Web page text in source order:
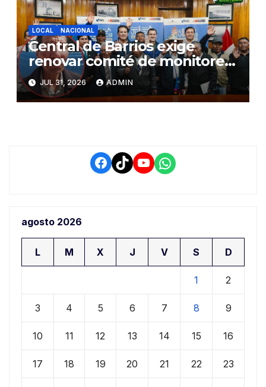
LOCAL NACIONAL
Central de Barrios exige
renovar comité de monitoreo
del PIAA por presuntos
conflictos de interés y
retrasos
JUL 31, 2026 ADMIN
Facebook
TikTokYouTube
WhatsApp
agosto 2026
L M X J V S D
1 2
3 4 5 6 7 8 9
10 11 12 13 14 15 16
17 18 19 20 21 22 23